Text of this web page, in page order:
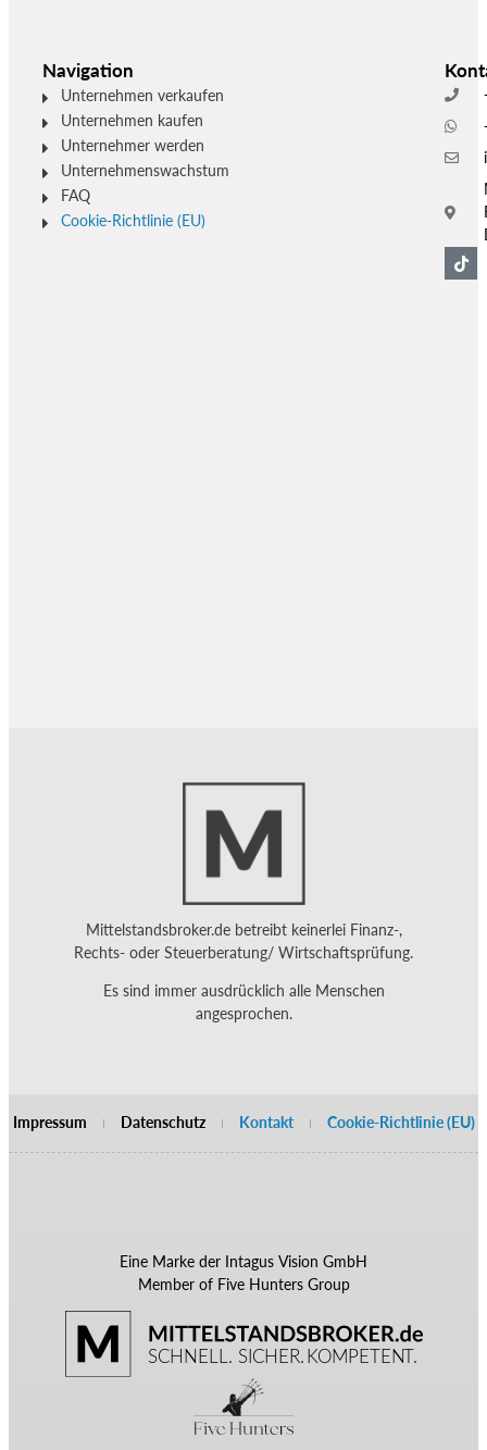
Navigation
Unternehmen verkaufen
Unternehmen kaufen
Unternehmer werden
Unternehmenswachstum
FAQ
Cookie-Richtlinie (EU)
Mittelstandsbroker.de betreibt keinerlei Finanz-,
Rechts- oder Steuerberatung/ Wirtschaftsprüfung.
Es sind immer ausdrücklich alle Menschen
angesprochen.
Impressum Datenschutz Kontakt Cookie-Richtlinie (EU)
Eine Marke der Intagus Vision GmbH
Member of Five Hunters Group